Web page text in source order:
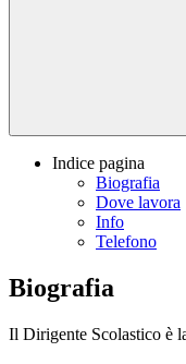
Indice pagina
Biografia
Dove lavora
Info
Telefono
Biografia
Il Dirigente Scolastico è